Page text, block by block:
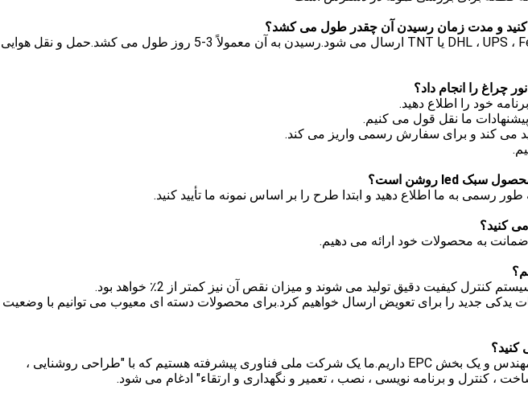
پاسخ: ما معمولاً توسط DHL ، UPS ، FedEx یا TNT ارسال می شود.رسیدن به آن معمولاً 3-5 روز طول می کشد.حمل و نقل هوایی
خود را اطلاع دهید.
پیشنهادات ما نقل قول می کنیم.
می کند و برای سفارش رسمی واریز می کند.
طور رسمی به ما اطلاع دهید و ابتدا طرح را بر اساس نمونه ما تأیید کنید.
کنترل کیفیت دقیق تولید می شوند و میزان نقص آن نیز کمتر از 2٪ خواهد بود.
یدکی جدید را برای تعویض ارسال خواهیم کرد.برای محصولات دسته ای معیوب می توانیم با وضعیت
پاسخ: مطمئناًما بیش از 50 مهندس و یک بخش EPC داریم.ما یک شرکت ملی فناوری پیشرفته هستیم که با "طراحی روشنایی ،
، کنترل و برنامه نویسی ، نصب ، تعمیر و نگهداری و ارتقاء" ادغام می شود.